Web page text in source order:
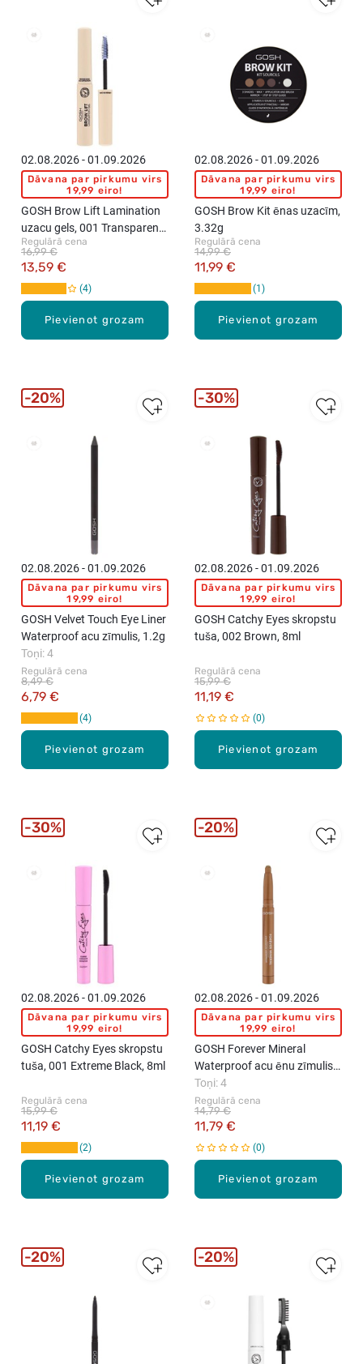
Pievienot grozam
02.08.2026 - 01.09.2026
Dāvana par pirkumu virs
19,99 eiro!
GOSH Brow Lift Lamination
uzacu gels, 001 Transparent,
6ml
Regulārā cena
13,59 €
16,99 €
4
Pievienot grozam
02.08.2026 - 01.09.2026
Dāvana par pirkumu virs
19,99 eiro!
GOSH Brow Kit ēnas uzacīm,
3.32g
Regulārā cena
11,99 €
14,99 €
1
Pievienot grozam
02.08.2026 - 01.09.2026
Dāvana par pirkumu virs
19,99 eiro!
GOSH Velvet Touch Eye Liner
Waterproof acu zīmulis, 1.2g
Regulārā cena
6,79 €
8,49 €
Toņi: 4
4
20%
Pievienot grozam
02.08.2026 - 01.09.2026
Dāvana par pirkumu virs
19,99 eiro!
GOSH Catchy Eyes skropstu
tuša, 002 Brown, 8ml
Regulārā cena
11,19 €
15,99 €
0
30%
Pievienot grozam
02.08.2026 - 01.09.2026
Dāvana par pirkumu virs
19,99 eiro!
GOSH Catchy Eyes skropstu
tuša, 001 Extreme Black, 8ml
Regulārā cena
11,19 €
15,99 €
2
30%
Pievienot grozam
02.08.2026 - 01.09.2026
Dāvana par pirkumu virs
19,99 eiro!
GOSH Forever Mineral
Waterproof acu ēnu zīmulis,
1.4g
Regulārā cena
11,79 €
14,79 €
Toņi: 4
0
20%
20% 20%